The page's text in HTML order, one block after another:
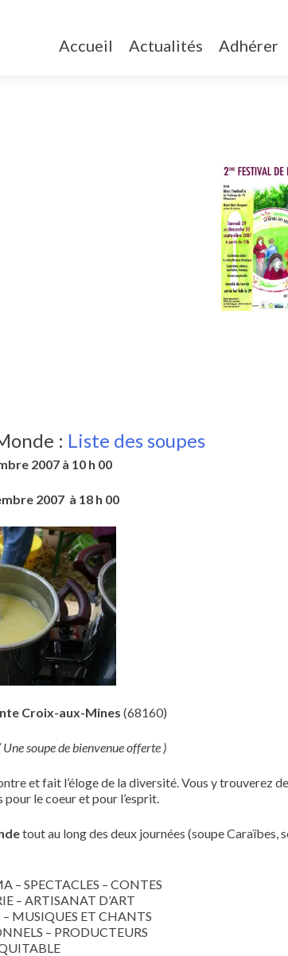
Accueil Actualités Adhérer
: Liste des soupes
2007 à 10 h 00
2007 à 18 h 00
Croix-aux-Mines (68160)
Une soupe de bienvenue offerte )
et fait l’éloge de la diversité. Vous y trouverez
le coeur et pour l’esprit.
tout au long des deux journées (soupe Caraïbes,
– SPECTACLES – CONTES
– ARTISANAT D’ART
MUSIQUES ET CHANTS
– PRODUCTEURS